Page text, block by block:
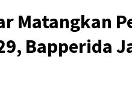
Matangkan
Bapperida